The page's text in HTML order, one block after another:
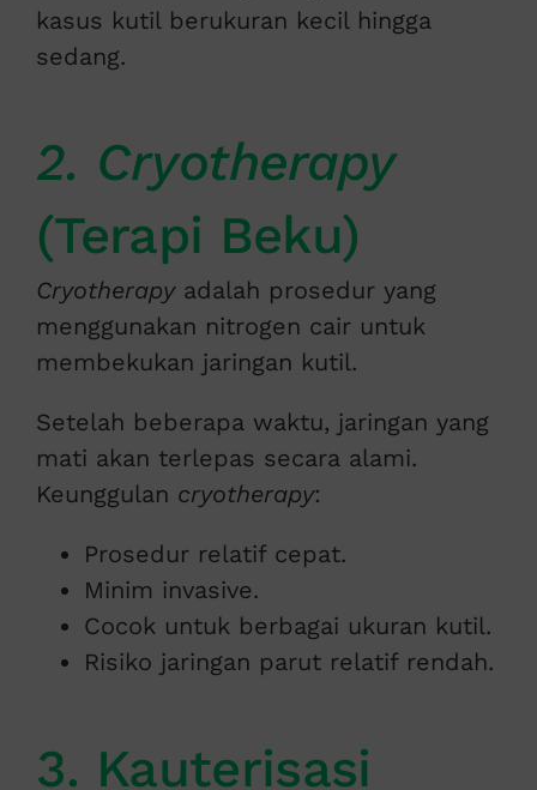
kasus kutil berukuran kecil hingga
sedang.
2. Cryotherapy
(Terapi Beku)
Cryotherapyadalah prosedur yang
menggunakan nitrogen cair untuk
membekukan jaringan kutil.
Setelah beberapa waktu, jaringan yang
mati akan terlepas secara alami.
Keunggulan cryotherapy:
Prosedur relatif cepat.
Minim invasive.
Cocok untuk berbagai ukuran kutil.
Risiko jaringan parut relatif rendah.
3. Kauterisasi